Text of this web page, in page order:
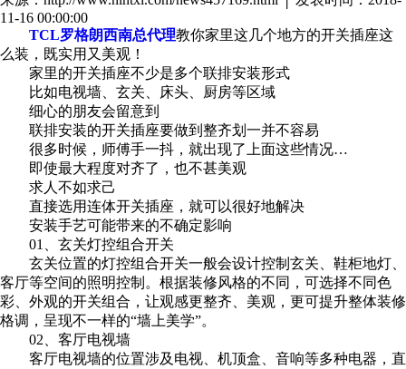
11-16 00:00:00
TCL罗格朗西南总代理教你家里这几个地方的开关插座这
么装，既实用又美观！
家里的开关插座不少是多个联排安装形式
比如电视墙、玄关、床头、厨房等区域
细心的朋友会留意到
联排安装的开关插座要做到整齐划一并不容易
很多时候，师傅手一抖，就出现了上面这些情况…
即使最大程度对齐了，也不甚美观
求人不如求己
直接选用连体开关插座，就可以很好地解决
安装手艺可能带来的不确定影响
01、 玄关灯控组合开关
玄关位置的灯控组合开关一般会设计控制玄关、鞋柜地灯、
客厅等空间的照明控制。根据装修风格的不同，可选择不同色
彩、外观的开关组合，让观感更整齐、美观，更可提升整体装修
格调，呈现不一样的“墙上美学”。
02、 客厅电视墙
客厅电视墙的位置涉及电视、机顶盒、音响等多种电器，直